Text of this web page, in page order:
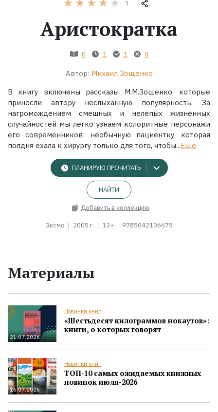
Экранизации
Коллекции
1
Аристократка
0 1 1 0
Автор: Михаил Зощенко
В книгу включены рассказы М.М.Зощенко, которые
принесли автору неслыханную популярность. За
нагромождением смешных и нелепых жизненных
случайностей мы легко узнаем колоритные персонажи
его современников: необычную пациентку, которая
полдня ехала к хирургу только для того, чтобы...Ещё
ПЛАНИРУЮ ПРОЧИТАТЬ
НАЙТИ
Добавить в коллекцию
Эксмо 2005 г. 12+ 9785042106675
Материалы
21.07.2026
Новинки книг
«Шестьдесят килограммов нокаутов»:
книги, о которых говорят
16.07.2026
Новинки книг
ТОП-10 самых ожидаемых книжных
новинок июля-2026